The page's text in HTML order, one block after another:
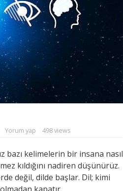
Yorum yap 498 views
bazı kelimelerin bir insana nasıl
kıldığını nadiren düşünürüz.
değil, dilde başlar. Dil; kimi